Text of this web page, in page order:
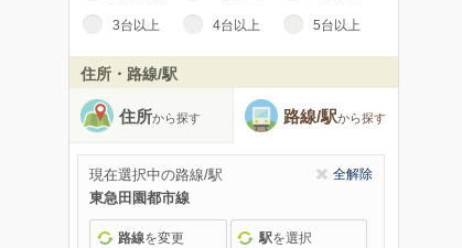
3台以上 4台以上 5台以上
住所・路線/駅
住所から探す 路線/駅から探す
現在選択中の路線/駅 全解除
東急田園都市線
路線を変更 駅を選択